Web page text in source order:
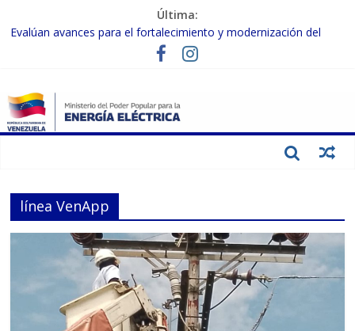
Última:
Evalúan avances para el fortalecimiento y modernización del
Inspeccionan trabajos de rehabilitación en instalaciones del SEN
Gobierno Nacional activa plan preventivo para fortalecer el SEN
ante el fenómeno de El Niño
Termocarabobo recupera el 50% de su capacidad de generación
línea VenApp